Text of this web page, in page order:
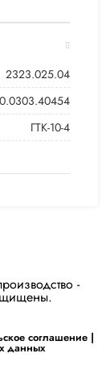
2323.025.04
ГТК-10-4
-
соглашение|
данных